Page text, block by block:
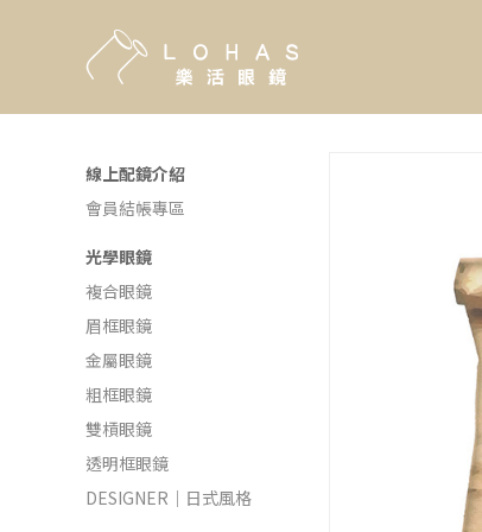
線上配鏡介紹
會員結帳專區
光學眼鏡
複合眼鏡
眉框眼鏡
金屬眼鏡
粗框眼鏡
雙槓眼鏡
透明框眼鏡
DESIGNER｜日式風格